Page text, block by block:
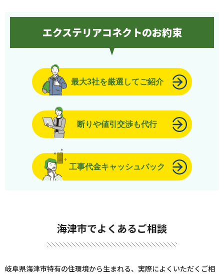
エクステリアコネクトのお約束
最大3社を厳選してご紹介
断りや値引交渉も代行
工事代金キャッシュバック
海津市でよくあるご相談
岐阜県海津市特有の住環境から生まれる、実際によくいただくご相